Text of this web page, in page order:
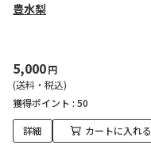
豊水梨
5,000円
(送料・税込)
獲得ポイント : 50
詳細 カートに入れる